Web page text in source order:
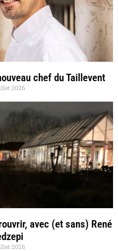
chef du Taillevent
2026
avec (et sans) René
2026